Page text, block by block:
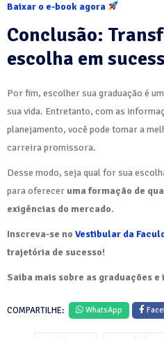
Baixar o e-book agora
Conclusão:
escolha em
Por fim, escolher sua graduação é
sua vida. Entretanto, com as
planejamento, você pode tomar a
carreira promissora.
Desse modo, seja qual for sua
para oferecer uma formação de
exigências do mercado.
Inscreva-se no Vestibular da
trajetória de sucesso!
Saiba mais sobre as graduações e
COMPARTILHE: WhatsApp